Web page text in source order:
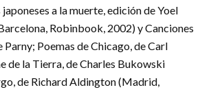
a la muerte, edición de Yoel
Robinbook, 2002) y Canciones
Poemas de Chicago, de Carl
de la Tierra, de Charles Bukowski
de Richard Aldington (Madrid,